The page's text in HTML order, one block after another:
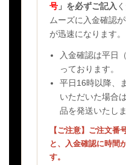
号 」を必ずご記入
ムーズに入金確認
が迅速になります。
入金確認は平日
っております。
平日16時以降、
いただいた場合
品を発送いたしま
【ご注意】ご注文番
と、入金確認に時間
す。